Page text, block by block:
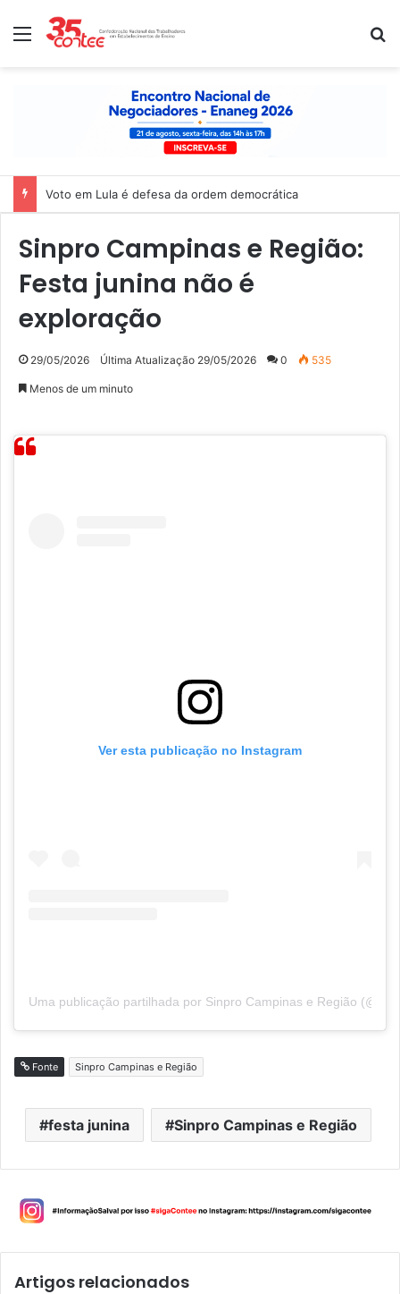
Menu
Voto em Lula é defesa da ordem democrática
Sinpro Campinas e Região:
Festa junina não é
exploração
29/05/2026 Última Atualização 29/05/2026 0 535
Menos de um minuto
Ver esta publicação no Instagram
Uma publicação partilhada por Sinpro Campinas e Região
Fonte Sinpro Campinas e Região
festa junina Sinpro Campinas e Região
Artigos relacionados